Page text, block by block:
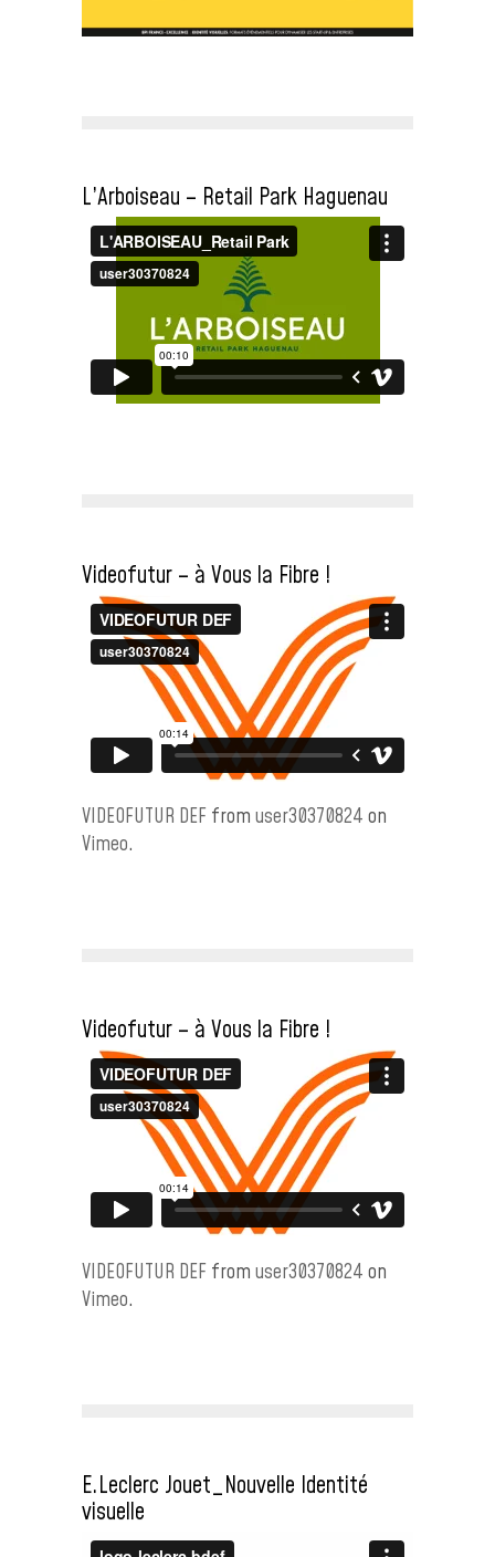
L’Arboiseau – Retail Park Haguenau
Videofutur – à Vous la Fibre !
VIDEOFUTUR DEF from user30370824 on
Vimeo.
Videofutur – à Vous la Fibre !
VIDEOFUTUR DEF from user30370824 on
Vimeo.
E.Leclerc Jouet_Nouvelle Identité
visuelle